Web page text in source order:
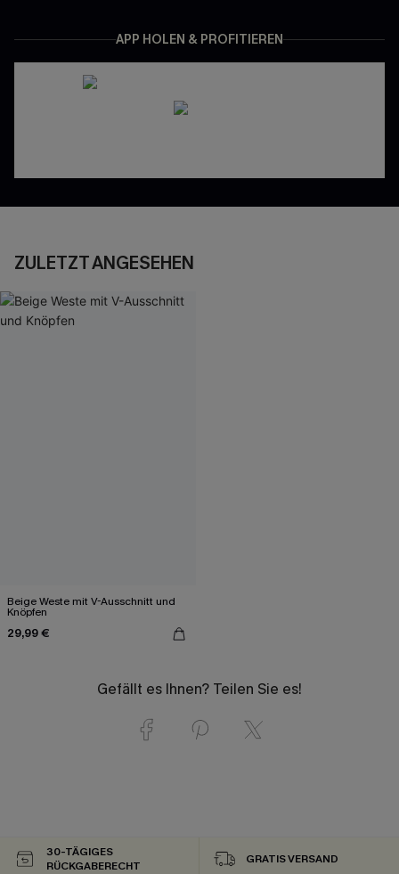
APP HOLEN & PROFITIEREN
ZULETZT ANGESEHEN
Beige Weste mit V-Ausschnitt und
Knöpfen
29,99 €
Gefällt es Ihnen? Teilen Sie es!
30-TÄGIGES
RÜCKGABERECHT
GRATIS VERSAND